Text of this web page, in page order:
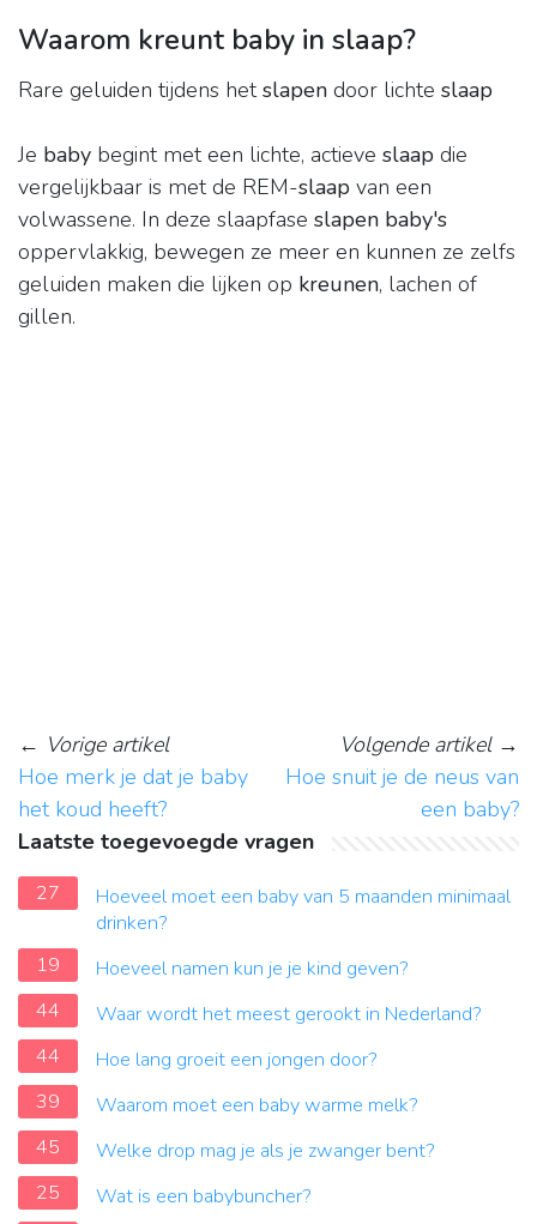
Waarom kreunt baby in slaap?
Rare geluiden tijdens hetslapen door lichte slaap
Je baby begint met een lichte, actieve slaap die
vergelijkbaar is met de REM-slaap van een
volwassene. In deze slaapfase slapen baby's
oppervlakkig, bewegen ze meer en kunnen ze zelfs
geluiden maken die lijken op kreunen, lachen of
gillen.
← Vorige artikel
Hoe merk je dat je baby
het koud heeft?
Volgende artikel→
Hoe snuit je de neus van
een baby?
Laatste toegevoegde vragen
27
Hoeveel moet een baby van 5 maanden minimaal
drinken?
19
Hoeveel namen kun je je kind geven?
44
Waar wordt het meest gerookt in Nederland?
44
Hoe lang groeit een jongen door?
39
Waarom moet een baby warme melk?
45
Welke drop mag je als je zwanger bent?
25
Wat is een babybuncher?